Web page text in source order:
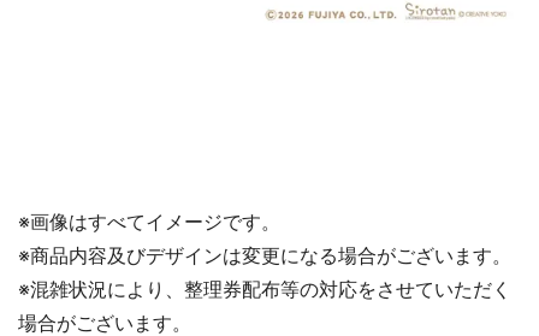
※画像はすべてイメージです。
※商品内容及びデザインは変更になる場合がございます。
※混雑状況により、整理券配布等の対応をさせていただく
場合がございます。